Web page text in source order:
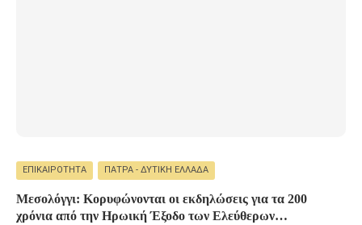
ΕΠΙΚΑΙΡΌΤΗΤΑ ΠΆΤΡΑ - ΔΥΤΙΚΉ ΕΛΛΆΔΑ
Μεσολόγγι: Κορυφώνονται οι εκδηλώσεις για τα 200
χρόνια από την Ηρωική Έξοδο των Ελεύθερων